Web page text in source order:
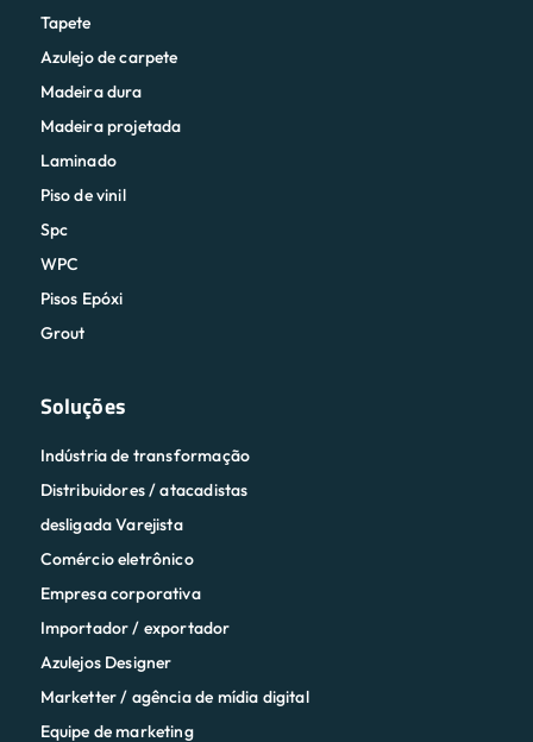
Tapete
Azulejo de carpete
Madeira dura
Madeira projetada
Laminado
Piso de vinil
Spc
WPC
Pisos Epóxi
Grout
Soluções
Indústria de transformação
Distribuidores / atacadistas
desligada Varejista
Comércio eletrônico
Empresa corporativa
Importador / exportador
Azulejos Designer
Marketter / agência de mídia digital
Equipe de marketing